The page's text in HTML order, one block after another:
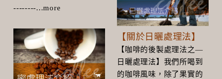
--------...more
【關於日曬處理法】
【咖啡的後製處理法之—
日曬處理法】我們所喝到
的咖啡風味，除了果實的